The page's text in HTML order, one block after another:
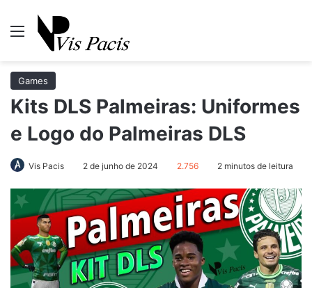
Menu
Games
Kits DLS Palmeiras: Uniformes
e Logo do Palmeiras DLS
Vis Pacis 2 de junho de 2024 2.756 2 minutos de leitura